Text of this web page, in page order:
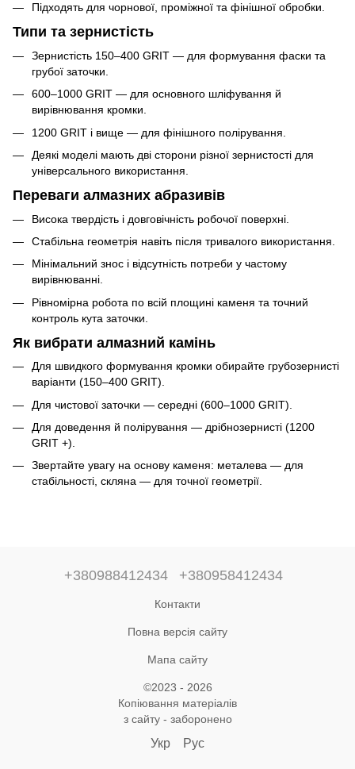
Підходять для чорнової, проміжної та фінішної обробки.
Типи та зернистість
Зернистість 150–400 GRIT — для формування фаски та
грубої заточки.
600–1000 GRIT — для основного шліфування й
вирівнювання кромки.
1200 GRIT і вище — для фінішного полірування.
Деякі моделі мають дві сторони різної зернистості для
універсального використання.
Переваги алмазних абразивів
Висока твердість і довговічність робочої поверхні.
Стабільна геометрія навіть після тривалого використання.
Мінімальний знос і відсутність потреби у частому
вирівнюванні.
Рівномірна робота по всій площині каменя та точний
контроль кута заточки.
Як вибрати алмазний камінь
Для швидкого формування кромки обирайте грубозернисті
варіанти (150–400 GRIT).
Для чистової заточки — середні (600–1000 GRIT).
Для доведення й полірування — дрібнозернисті (1200
GRIT +).
Звертайте увагу на основу каменя: металева — для
стабільності, скляна — для точної геометрії.
+380988412434 +380958412434
Контакти
Повна версія сайту
Мапа сайту
©2023 - 2026
Копіювання матеріалів
з сайту - заборонено
Укр Рус